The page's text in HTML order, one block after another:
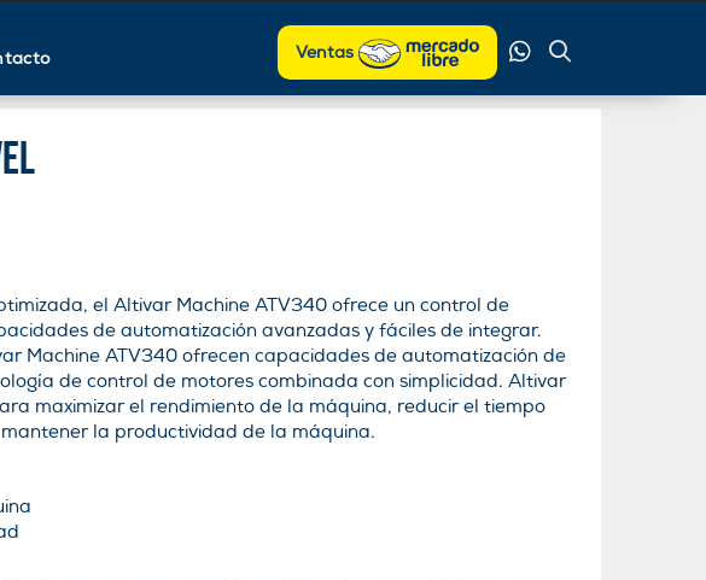
Ventas
el Altivar Machine ATV340 ofrece un control de
de automatización avanzadas y fáciles de integrar.
Machine ATV340 ofrecen capacidades de automatización de
de control de motores combinada con simplicidad. Altivar
maximizar el rendimiento de la máquina, reducir el tiempo
la productividad de la máquina.